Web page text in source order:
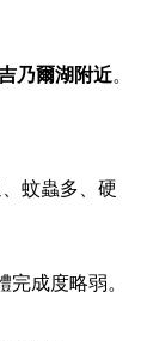
乃爾湖附近。
蚊蟲多、硬
完成度略弱。